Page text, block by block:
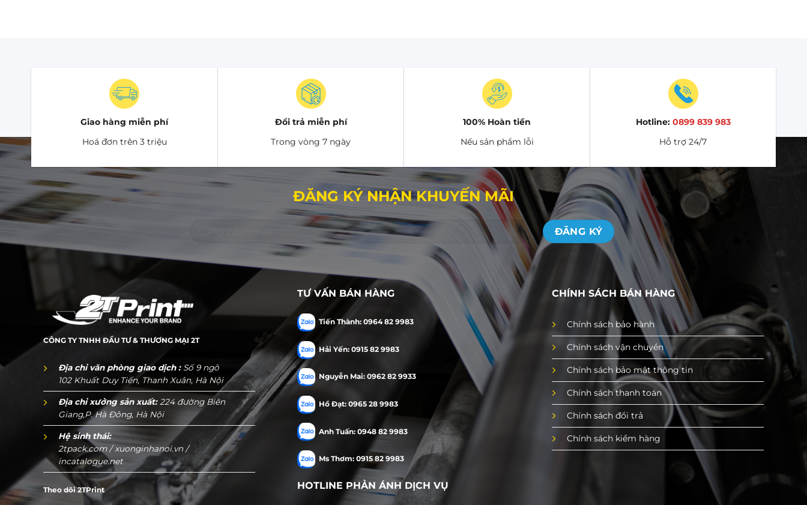
Giao hàng miễn phí
Hoá đơn trên 3 triệu
Đổi trả miễn phí
Trong vòng 7 ngày
100% Hoàn tiền
Nếu sản phẩm lỗi
Hotline: 0899 839 983
Hỗ trợ 24/7
ĐĂNG KÝ NHẬN KHUYẾN MÃI
CÔNG TY TNHH ĐẦU TƯ & THƯƠNG MẠI 2T
Địa chỉ văn phòng giao dịch :Số 9 ngõ
102 Khuất Duy Tiến, Thanh Xuân, Hà Nội
Địa chỉ xưởng sản xuất:224 đường Biên
Giang,P. Hà Đông, Hà Nội
Hệ sinh thái:
2tpack.com /xuonginhanoi.vn /
incatalogue.net
Theo dõi 2TPrint
TƯ VẤN BÁN HÀNG
Tiến Thành: 0964 82 9983
Hải Yến: 0915 82 9983
Nguyễn Mai: 0962 82 9933
Hồ Đạt: 0965 28 9983
Anh Tuấn: 0948 82 9983
Ms Thơm: 0915 82 9983
HOTLINE PHẢN ÁNH DỊCH VỤ
CHÍNH SÁCH BÁN HÀNG
Chính sách bảo hành
Chính sách vận chuyển
Chính sách bảo mật thông tin
Chính sách thanh toán
Chính sách đổi trả
Chính sách kiểm hàng